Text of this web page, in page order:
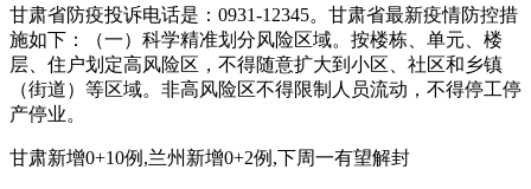
甘肃省防疫投诉电话是：0931-12345。甘肃省最新疫情防控措
施如下：（一）科学精准划分风险区域。按楼栋、单元、楼
层、住户划定高风险区，不得随意扩大到小区、社区和乡镇
（街道）等区域。非高风险区不得限制人员流动，不得停工停
产停业。
甘肃新增0+10例,兰州新增0+2例,下周一有望解封